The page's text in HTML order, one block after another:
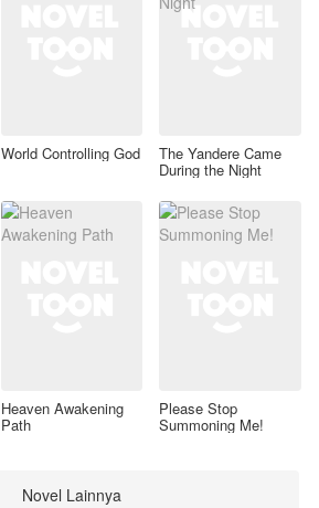
World Controlling God The Yandere Came
During the Night
Heaven Awakening
Path
Please Stop
Summoning Me!
Novel Lainnya